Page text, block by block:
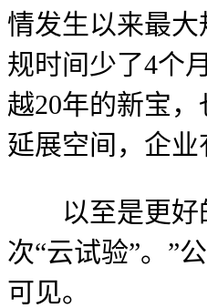
情发生以来最
规时间少了4个
越20年的新宝
延展空间，企业
以至是更好的
次“云试验”。”
可见。